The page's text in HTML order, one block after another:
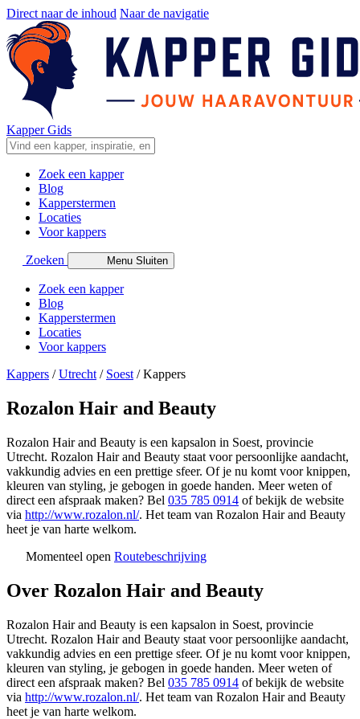
Direct naar de inhoud Naar de navigatie
Kapper Gids
Zoek een kapper
Blog
Kapperstermen
Locaties
Voor kappers
Zoeken Menu Sluiten
Zoek een kapper
Blog
Kapperstermen
Locaties
Voor kappers
Kappers /Utrecht / Soest /Kappers
Rozalon Hair and Beauty
Rozalon Hair and Beauty is een kapsalon in Soest, provincie
Utrecht. Rozalon Hair and Beauty staat voor persoonlijke aandacht,
vakkundig advies en een prettige sfeer. Of je nu komt voor knippen,
kleuren van styling, je gebogen in goede handen. Meer weten of
direct een afspraak maken? Bel 035 785 0914 of bekijk de website
via http://www.rozalon.nl/. Het team van Rozalon Hair and Beauty
heet je van harte welkom.
Momenteel open Routebeschrijving
+
Over Rozalon Hair and Beauty
Rozalon Hair and Beauty is een kapsalon in Soest, provincie
Utrecht. Rozalon Hair and Beauty staat voor persoonlijke aandacht,
vakkundig advies en een prettige sfeer. Of je nu komt voor knippen,
kleuren van styling, je gebogen in goede handen. Meer weten of
direct een afspraak maken? Bel 035 785 0914 of bekijk de website
via http://www.rozalon.nl/. Het team van Rozalon Hair and Beauty
heet je van harte welkom.